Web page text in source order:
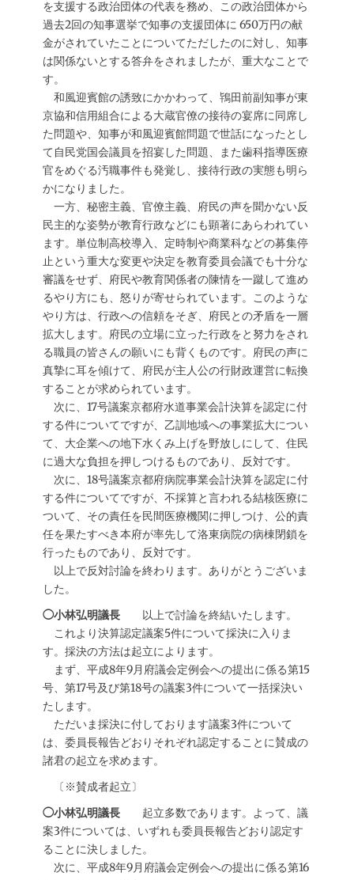
を支援する政治団体の代表を務め、この政治団体から
過去2回の知事選挙で知事の支援団体に 650万円の献
金がされていたことについてただしたのに対し、知事
は関係ないとする答弁をされましたが、重大なことで
す。
和風迎賓館の誘致にかかわって、鴇田前副知事が東
京協和信用組合による大蔵官僚の接待の宴席に同席し
た問題や、知事が和風迎賓館問題で世話になったとし
て自民党国会議員を招宴した問題、また歯科指導医療
官をめぐる汚職事件も発覚し、接待行政の実態も明ら
かになりました。
一方、秘密主義、官僚主義、府民の声を聞かない反
民主的な姿勢が教育行政などにも顕著にあらわれてい
ます。単位制高校導入、定時制や商業科などの募集停
止という重大な変更や決定を教育委員会議でも十分な
審議をせず、府民や教育関係者の陳情を一蹴して進め
るやり方にも、怒りが寄せられています。このような
やり方は、行政への信頼をそぎ、府民との矛盾を一層
拡大します。府民の立場に立った行政をと努力をされ
る職員の皆さんの願いにも背くものです。府民の声に
真摯に耳を傾けて、府民が主人公の行財政運営に転換
することが求められています。
次に、17号議案京都府水道事業会計決算を認定に付
する件についてですが、乙訓地域への事業拡大につい
て、大企業への地下水くみ上げを野放しにして、住民
に過大な負担を押しつけるものであり、反対です。
次に、18号議案京都府病院事業会計決算を認定に付
する件についてですが、不採算と言われる結核医療に
ついて、その責任を民間医療機関に押しつけ、公的責
任を果たすべき本府が率先して洛東病院の病棟閉鎖を
行ったものであり、反対です。
以上で反対討論を終わります。ありがとうございま
した。
◯小林弘明議長 以上で討論を終結いたします。
これより決算認定議案5件について採決に入りま
す。採決の方法は起立によります。
まず、平成8年9月府議会定例会への提出に係る第15
号、第17号及び第18号の議案3件について一括採決い
たします。
ただいま採決に付しております議案3件について
は、委員長報告どおりそれぞれ認定することに賛成の
諸君の起立を求めます。
〔※賛成者起立〕
◯小林弘明議長 起立多数であります。よって、議
案3件については、いずれも委員長報告どおり認定す
ることに決しました。
次に、平成8年9月府議会定例会への提出に係る第16